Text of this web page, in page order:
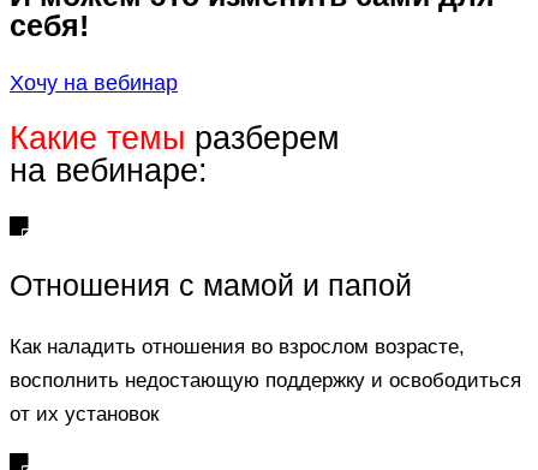
себя!
Хочу на вебинар
Какие темы разберем
на вебинаре:
Отношения с мамой и папой
Как наладить отношения во взрослом возрасте,
восполнить недостающую поддержку и освободиться
от их установок